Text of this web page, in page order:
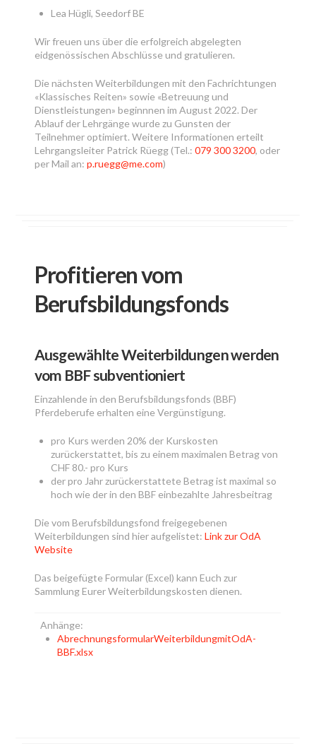
Lea Hügli, Seedorf BE
Wir freuen uns über die erfolgreich abgelegten
eidgenössischen Abschlüsse und gratulieren.
Die nächsten Weiterbildungen mit den Fachrichtungen
«Klassisches Reiten» sowie «Betreuung und
Dienstleistungen» beginnnen im August 2022. Der
Ablauf der Lehrgänge wurde zu Gunsten der
Teilnehmer optimiert. Weitere Informationen erteilt
Lehrgangsleiter Patrick Rüegg (Tel.: 079 300 3200, oder
per Mail an: p.ruegg@me.com)
Profitieren vom
Berufsbildungsfonds
Ausgewählte Weiterbildungen werden
vom BBF subventioniert
Einzahlende in den Berufsbildungsfonds (BBF)
Pferdeberufe erhalten eine Vergünstigung.
pro Kurs werden 20% der Kurskosten
zurückerstattet, bis zu einem maximalen Betrag von
CHF 80.- pro Kurs
der pro Jahr zurückerstattete Betrag ist maximal so
hoch wie der in den BBF einbezahlte Jahresbeitrag
Die vom Berufsbildungsfond freigegebenen
Weiterbildungen sind hier aufgelistet: Link zur OdA
Website
Das beigefügte Formular (Excel) kann Euch zur
Sammlung Eurer Weiterbildungskosten dienen.
Anhänge:
AbrechnungsformularWeiterbildungmitOdA-
BBF.xlsx